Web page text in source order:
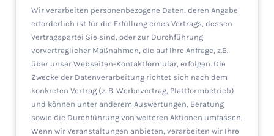
Wir verarbeiten personenbezogene Daten, deren Angabe
erforderlich ist für die Erfüllung eines Vertrags, dessen
Vertragspartei Sie sind, oder zur Durchführung
vorvertraglicher Maßnahmen, die auf Ihre Anfrage, z.B.
über unser Webseiten-Kontaktformular, erfolgen. Die
Zwecke der Datenverarbeitung richtet sich nach dem
konkreten Vertrag (z. B. Werbevertrag, Plattformbetrieb)
und können unter anderem Auswertungen, Beratung
sowie die Durchführung von weiteren Aktionen umfassen.
Wenn wir Veranstaltungen anbieten, verarbeiten wir Ihre